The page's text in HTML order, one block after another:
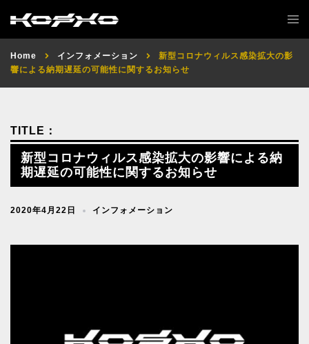
Home インフォメーション
新型コロナウィルス感染拡大の影
響による納期遅延の可能性に関するお知らせ
新型コロナウィルス感染拡大の影響による納
期遅延の可能性に関するお知らせ
2020年4月22日 インフォメーション